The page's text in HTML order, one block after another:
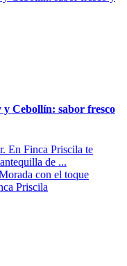
Cebollín: sabor fresco
En Finca Priscila te
de ...